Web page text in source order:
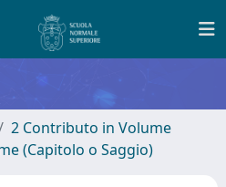
2 Contributo in Volume
(Capitolo o Saggio)